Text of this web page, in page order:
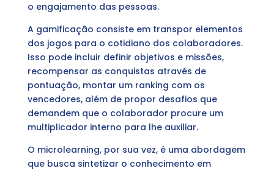
o engajamento das pessoas.
A gamificação consiste em transpor elementos
dos jogos para o cotidiano dos colaboradores.
Isso pode incluir definir objetivos e missões,
recompensar as conquistas através de
pontuação, montar um ranking com os
vencedores, além de propor desafios que
demandem que o colaborador procure um
multiplicador interno para lhe auxiliar.
O microlearning, por sua vez, é uma abordagem
que busca sintetizar o conhecimento em